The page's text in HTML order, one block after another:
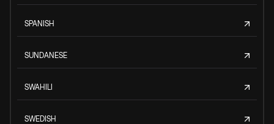
SPANISH
SUNDANESE
SWAHILI
SWEDISH